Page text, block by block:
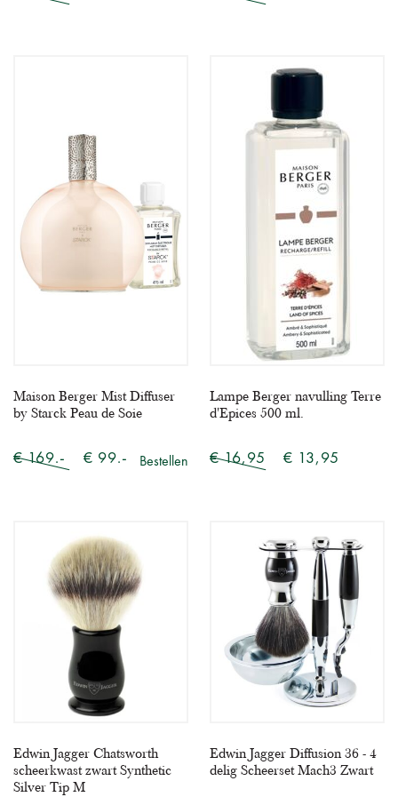
Maison Berger Mist Diffuser
by Starck Peau de Soie
€ 169.- € 99.- Bestellen
Lampe Berger navulling Terre
d'Epices 500 ml.
€ 16,95 € 13,95
Edwin Jagger Chatsworth
scheerkwast zwart Synthetic
Silver Tip M
Edwin Jagger Diffusion 36 - 4
delig Scheerset Mach3 Zwart